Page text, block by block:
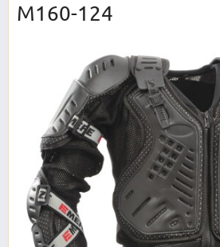
M160-124